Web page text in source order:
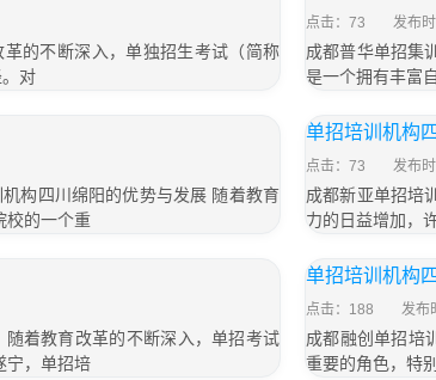
的不断深入，单独招生考试（简称
对
点击：73 发布
成都普华单招集
是一个拥有丰富
构四川绵阳的优势与发展 随着教育
校的一个重
单招培训机构
点击：73 发布
成都新亚单招培
力的日益增加，
着教育改革的不断深入，单招考试
宁，单招培
单招培训机构
点击：188 发布
成都融创单招培
重要的角色，特